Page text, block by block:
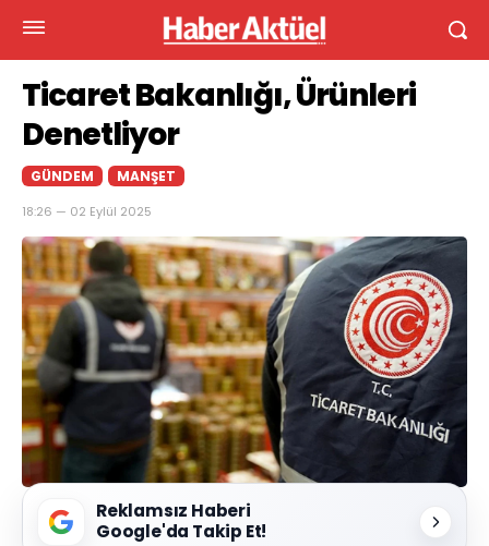
Ticaret Bakanlığı, Ürünleri
Denetliyor
GÜNDEM MANŞET
18:26 — 02 Eylül 2025
Reklamsız Haberi
Google'da Takip Et!